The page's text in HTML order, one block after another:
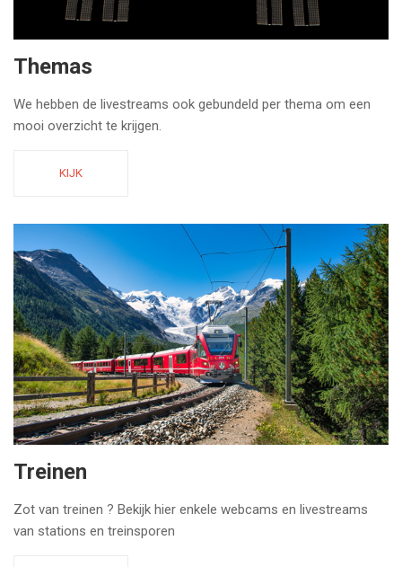
Themas
We hebben de livestreams ook gebundeld per thema om een
mooi overzicht te krijgen.
KIJK
Treinen
Zot van treinen ? Bekijk hier enkele webcams en livestreams
van stations en treinsporen